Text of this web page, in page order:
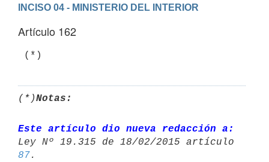
INCISO 04 - MINISTERIO DEL INTERIOR
Artículo 162
(*)
(*)Notas:
Este artículo dio nueva redacción a:
87